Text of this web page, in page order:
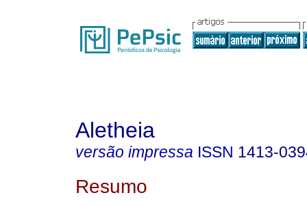
Aletheia
versão impressa ISSN 1413-
Resumo